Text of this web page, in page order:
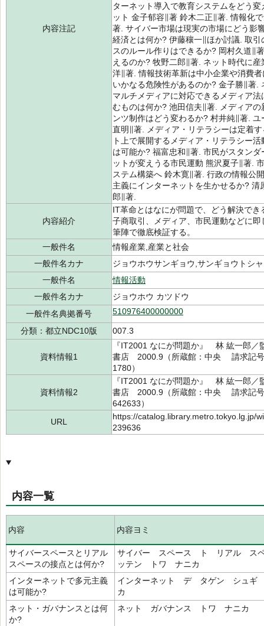
内容注記
ターネット導入で教育システムをどう
ット 金子郁容∥著 鈴木二正∥著. 情報化
著. サイバー市場は現実の市場にどう影
経済とは何か? 伊藤穰一∥ほか討議. 取
スのルール作りはできるか? 岡村久道∥
えるのか? 牧野二郎∥著. ネット時代に
洋∥著. 情報技術革新は中小企業や消費
いかなる危険性があるのか? 金子勝∥著.
マルチメディアに対応できるメディア
むものは何か? 池田信夫∥著. メディア
ンツ制作はどう変わるか? 村井純∥著.
直明∥著. メディア・リテラシーは定着
ト上で展開するメディア・リテラシー
は可能か? 福富忠和∥著. 市民がスタン
ットが変えうる市民運動 熊沢夏子∥著.
ステム構築へ 鈴木寛∥著. 行政の情報公
主義にインターネットを生かせるか?
郎∥著.
内容紹介
IT革命とはなにが問題で、どう解決で
子商取引、メディア、市民運動などに
筆陣で徹底検証する。
一般件名
情報産業,産業と社会
一般件名カナ
ジョウホウサンギョウ,サンギョウトシ
一般件名
情報活動
一般件名カナ
ジョウホウ カツドウ
一般件名典拠番号
510976400000000
分類：都立NDC10版 007.3
資料情報1
『IT2001 なにが問題か』 林 紘一郎
書店 2000.9（所蔵館：中央 請求記
1780）
資料情報2
『IT2001 なにが問題か』 林 紘一郎
書店 2000.9（所蔵館：中央 請求記
642633）
URL
https://catalog.library.metro.tokyo.lg.jp/
239636
内容一覧
内容 内容ヨミ
サイバースペースとリアル
スペースの接点とは何か?
サイバー スペース ト リアル ス
ッテン トワ ナニカ
インターネットで多元主義
は可能か?
インターネット デ タゲン シュ
カ
ネット・ガバナンスとは何
か?
ネット ガバナンス トワ ナニカ